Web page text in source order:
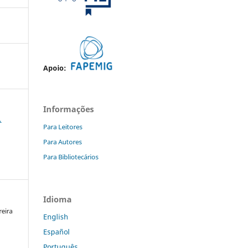
Apoio:
Informações
Para Leitores
Para Autores
Para Bibliotecários
Idioma
English
Español